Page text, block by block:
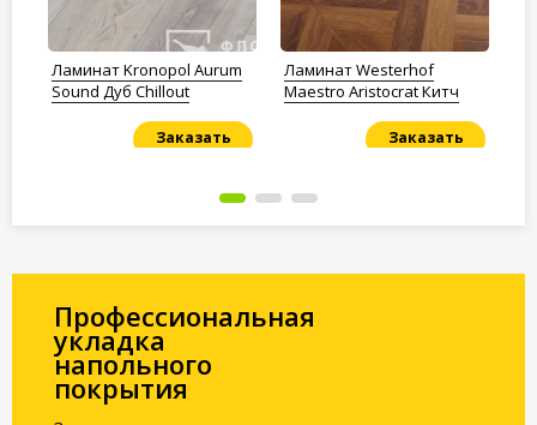
Ламинат Kronopol Aurum
Sound Дуб Chillout
Заказать
Ламинат Westerhof
Maestro Aristocrat Китч
Заказать
Профессиональная
укладка
напольного
покрытия